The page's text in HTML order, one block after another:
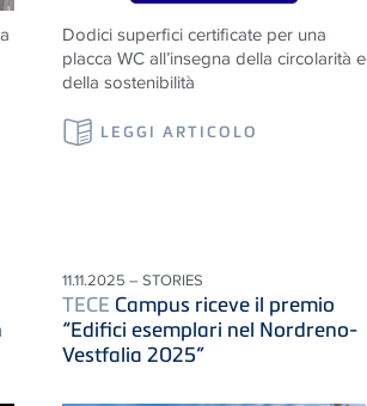
Dodici superfici certificate per una
placca WC all’insegna della circolarità e
della sostenibilità
LEGGI ARTICOLO
11.11.2025 – STORIES
TECE Campus riceve il premio
“Edifici esemplari nel Nordreno-
Vestfalia 2025”